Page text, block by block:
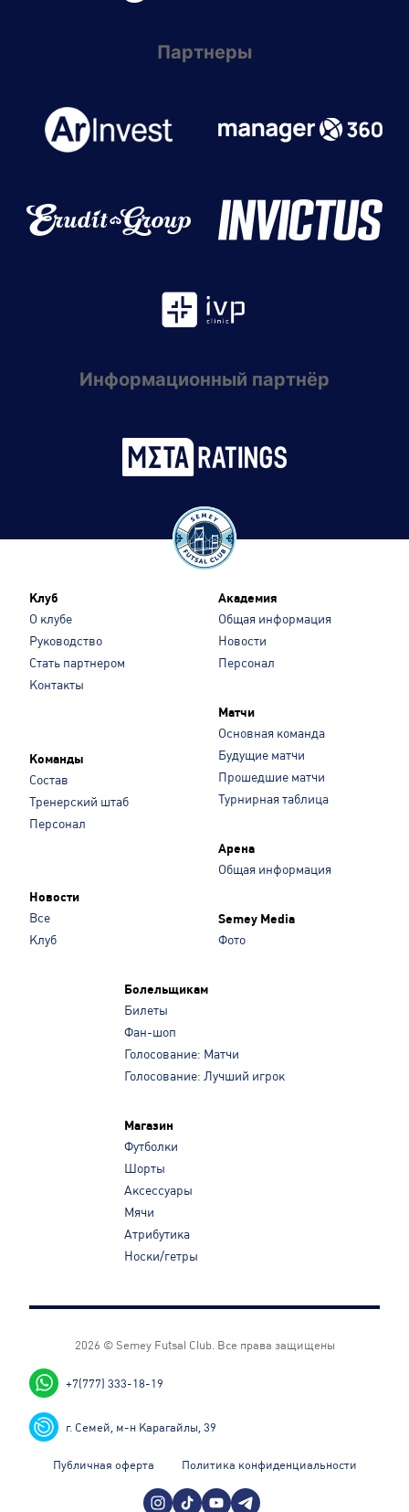
Партнеры
Информационный партнёр
Клуб
О клубе
Руководство
Стать партнером
Контакты
Команды
Состав
Тренерский штаб
Персонал
Новости
Все
Клуб
Академия
Общая информация
Новости
Персонал
Матчи
Основная команда
Будущие матчи
Прошедшие матчи
Турнирная таблица
Арена
Общая информация
Semey Media
Фото
Болельщикам
Билеты
Фан-шоп
Голосование: Матчи
Голосование: Лучший игрок
Магазин
Футболки
Шорты
Аксессуары
Мячи
Атрибутика
Носки/гетры
2026 © Semey Futsal Club. Все права защищены
+7(777) 333-18-19
г. Семей, м-н Карагайлы, 39
Публичная оферта Политика конфиденциальности